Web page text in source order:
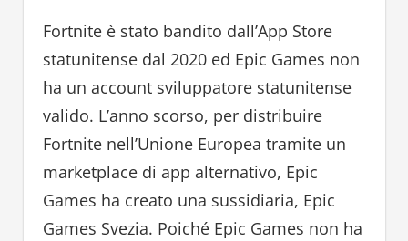
Fortnite è stato bandito dall’App Store
statunitense dal 2020 ed Epic Games non
ha un account sviluppatore statunitense
valido. L’anno scorso, per distribuire
Fortnite nell’Unione Europea tramite un
marketplace di app alternativo, Epic
Games ha creato una sussidiaria, Epic
Games Svezia. Poiché Epic Games non ha